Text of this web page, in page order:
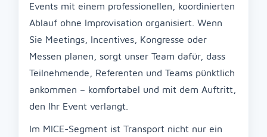
Events mit einem professionellen, koordinierten
Ablauf ohne Improvisation organisiert. Wenn
Sie Meetings, Incentives, Kongresse oder
Messen planen, sorgt unser Team dafür, dass
Teilnehmende, Referenten und Teams pünktlich
ankommen – komfortabel und mit dem Auftritt,
den Ihr Event verlangt.
Im MICE-Segment ist Transport nicht nur ein